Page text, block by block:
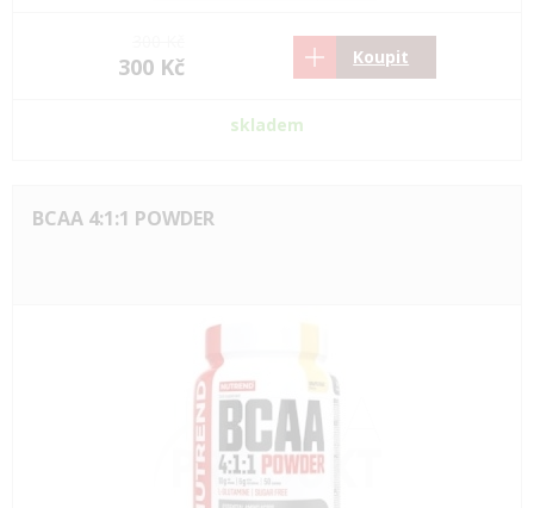
300 Kč Koupit
skladem
BCAA 4:1:1 POWDER